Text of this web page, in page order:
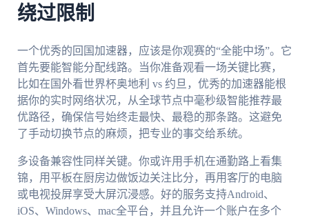
绕过限制
一个优秀的回国加速器，应该是你观赛的“全能中场”。它
首先要能智能分配线路。当你准备观看一场关键比赛，
比如在国外看世界杯奥地利 vs 约旦，优秀的加速器能根
据你的实时网络状况，从全球节点中毫秒级智能推荐最
优路径，确保信号始终走最快、最稳的那条路。这避免
了手动切换节点的麻烦，把专业的事交给系统。
多设备兼容性同样关键。你或许用手机在通勤路上看集
锦，用平板在厨房边做饭边关注比分，再用客厅的电脑
或电视投屏享受大屏沉浸感。好的服务支持Android、
iOS、Windows、mac全平台，并且允许一个账户在多个